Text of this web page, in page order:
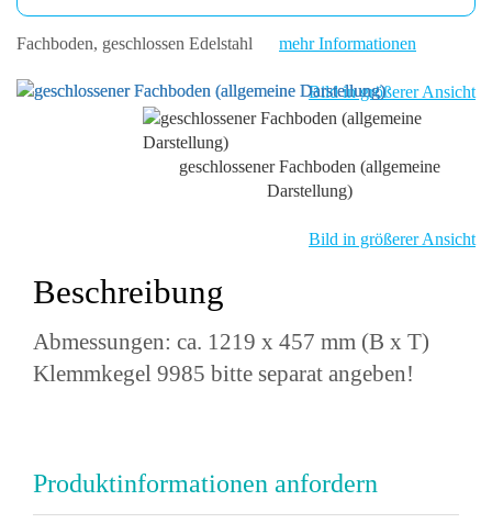
Fachboden, geschlossen Edelstahl mehr Informationen
Bild in größerer Ansicht
geschlossener Fachboden (allgemeine
Darstellung)
Bild in größerer Ansicht
Beschreibung
Abmessungen: ca. 1219 x 457 mm (B x T)
Klemmkegel 9985 bitte separat angeben!
Produktinformationen anfordern